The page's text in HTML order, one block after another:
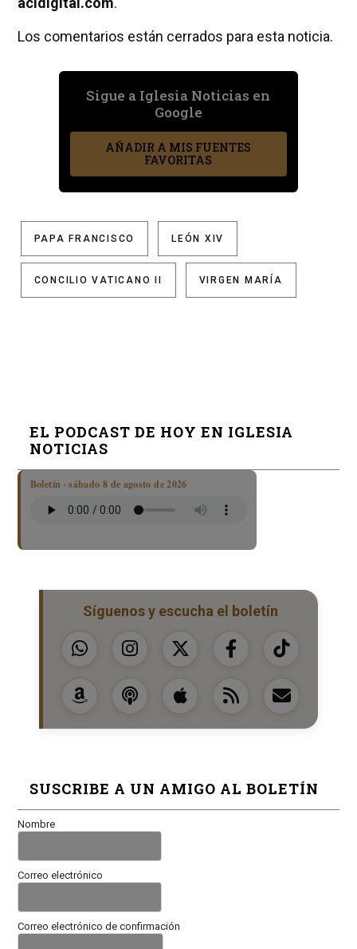
Los comentarios están cerrados para esta noticia.
Sigue a Iglesia Noticias en
Google
AÑADIR A MIS FUENTES
FAVORITAS
PAPA FRANCISCO LEÓN XIV
CONCILIO VATICANO II VIRGEN MARÍA
EL PODCAST DE HOY EN IGLESIA
NOTICIAS
Boletín · sábado 8 de agosto de 2026
Síguenos y escucha el boletín
SUSCRIBE A UN AMIGO AL BOLETÍN
Nombre
Correo electrónico
Correo electrónico de confirmación